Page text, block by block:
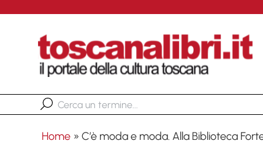
Home » C’è moda e moda. Alla Biblioteca